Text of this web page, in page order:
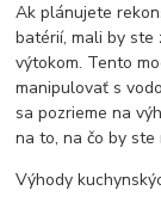
Ak plánujete
batérií, mali by ste
výtokom. Tento
manipulovať s
sa pozrieme na
na to, na čo by
Výhody